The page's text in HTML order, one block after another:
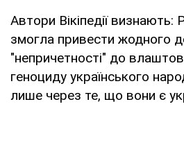
Автори Вікіпедії визнають:
змогла привести жодного
"непричетності" до
геноциду українського
лише через те, що вони є